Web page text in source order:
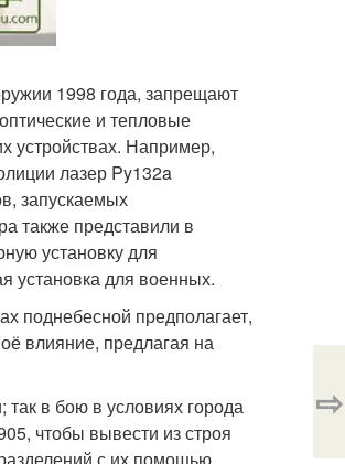
1998 года, запрещают
и тепловые
устройствах. Например,
лазер Py132a
запускаемых
также представили в
установку для
установка для военных.
поднебесной предполагает,
влияние, предлагая на
в бою в условиях города
чтобы вывести из строя
⇨